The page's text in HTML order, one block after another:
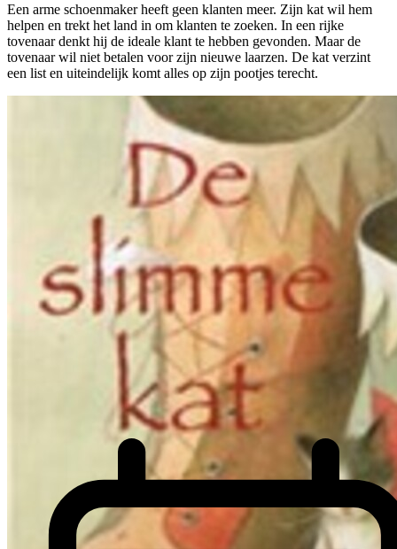
Een arme schoenmaker heeft geen klanten meer. Zijn kat wil hem
helpen en trekt het land in om klanten te zoeken. In een rijke
tovenaar denkt hij de ideale klant te hebben gevonden. Maar de
tovenaar wil niet betalen voor zijn nieuwe laarzen. De kat verzint
een list en uiteindelijk komt alles op zijn pootjes terecht.